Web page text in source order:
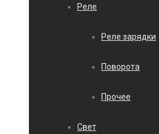
Реле
Реле зарядки
Поворота
Прочее
Свет